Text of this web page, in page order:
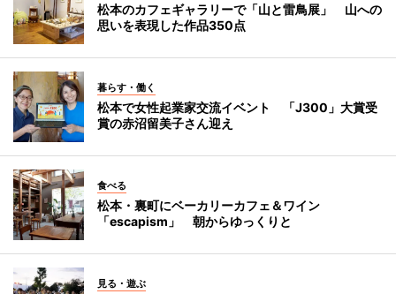
松本のカフェギャラリーで「山と雷鳥展」 山への
思いを表現した作品350点
暮らす・働く
松本で女性起業家交流イベント 「J300」大賞受
賞の赤沼留美子さん迎え
食べる
松本・裏町にベーカリーカフェ＆ワイン
「escapism」 朝からゆっくりと
見る・遊ぶ